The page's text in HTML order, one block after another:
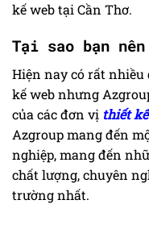
kế web tại Cần Thơ.
Tại sao bạn
Hiện nay có rất nhiều
kế web nhưng
của các đơn vị thiết
Azgroup mang đến
nghiệp, mang đến
chất lượng, chuyên
trường nhất.